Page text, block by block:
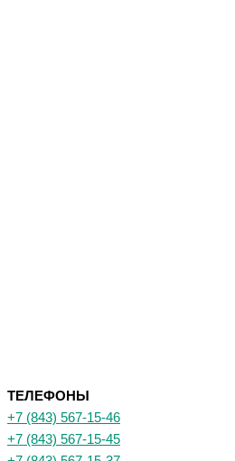
ТЕЛЕФОНЫ
+7 (843) 567-15-46
+7 (843) 567-15-45